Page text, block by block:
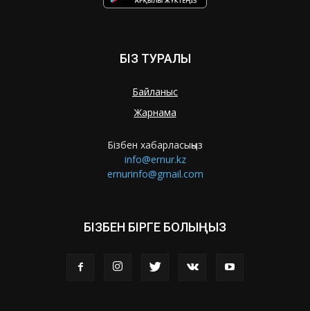
БІЗ ТУРАЛЫ
Байланыс
Жарнама
Бізбен хабарласыңыз
info@ernur.kz
ernurinfo@gmail.com
БІЗБЕН БІРГЕ БОЛЫҢЫЗ